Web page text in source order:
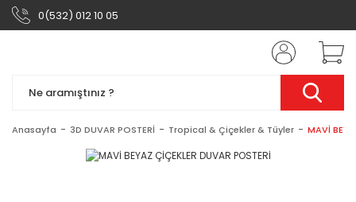
0(532) 012 10 05
Anasayfa 3D DUVAR POSTERİ Tropical & Çiçekler & Tüyler MAVİ